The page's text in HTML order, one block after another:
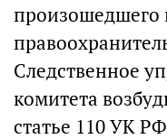
произошедшего
Следственное
комитета
статье 110 УК